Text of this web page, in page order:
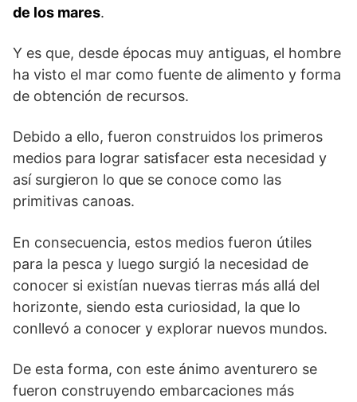
de los mares.
Y es que, desde épocas muy antiguas, el hombre
ha visto el mar como fuente de alimento y forma
de obtención de recursos.
Debido a ello, fueron construidos los primeros
medios para lograr satisfacer esta necesidad y
así surgieron lo que se conoce como las
primitivas canoas.
En consecuencia, estos medios fueron útiles
para la pesca y luego surgió la necesidad de
conocer si existían nuevas tierras más allá del
horizonte, siendo esta curiosidad, la que lo
conllevó a conocer y explorar nuevos mundos.
De esta forma, con este ánimo aventurero se
fueron construyendo embarcaciones más